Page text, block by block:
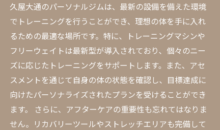
久屋大通のパーソナルジムは、最新の設備を備えた環境
でトレーニングを行うことができ、理想の体を手に入れ
るための最適な場所です。特に、トレーニングマシンや
フリーウェイトは最新型が導入されており、個々のニー
ズに応じたトレーニングをサポートします。また、アセ
スメントを通じて自身の体の状態を確認し、目標達成に
向けたパーソナライズされたプランを受けることができ
ます。 さらに、アフターケアの重要性も忘れてはなりま
せん。リカバリーツールやストレッチエリアも完備して